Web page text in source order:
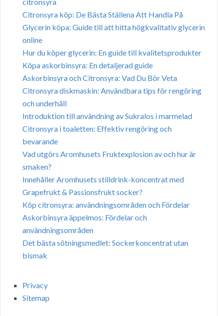
Citronsyra köp: De Bästa Ställena Att Handla På
Glycerin köpa: Guide till att hitta högkvalitativ glycerin
online
Hur du köper glycerin: En guide till kvalitetsprodukter
Köpa askorbinsyra: En detaljerad guide
Askorbinsyra och Citronsyra: Vad Du Bör Veta
Citronsyra diskmaskin: Användbara tips för rengöring
och underhåll
Introduktion till användning av Sukralos i marmelad
Citronsyra i toaletten: Effektiv rengöring och
bevarande
Vad utgörs Aromhusets Fruktexplosion av och hur är
smaken?
Innehåller Aromhusets stilldrink-koncentrat med
Grapefrukt & Passionsfrukt socker?
Köp citronsyra: användningsområden och Fördelar
Askorbinsyra äppelmos: Fördelar och
användningsområden
Det bästa sötningsmedlet: Sockerkoncentrat utan
bismak
Privacy
Sitemap